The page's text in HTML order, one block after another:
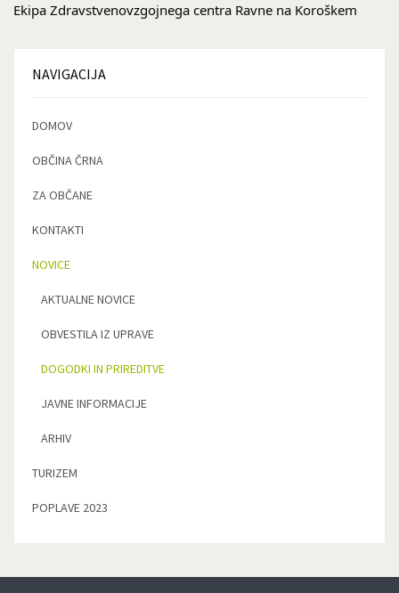
Ekipa Zdravstvenovzgojnega centra Ravne na Koroškem
NAVIGACIJA
DOMOV
OBČINA ČRNA
ZA OBČANE
KONTAKTI
NOVICE
AKTUALNE NOVICE
OBVESTILA IZ UPRAVE
DOGODKI IN PRIREDITVE
JAVNE INFORMACIJE
ARHIV
TURIZEM
POPLAVE 2023